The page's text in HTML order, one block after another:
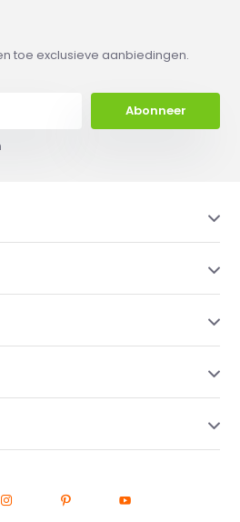
toe exclusieve aanbiedingen.
Abonneer